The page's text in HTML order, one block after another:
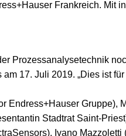
Frankreich. Mit
Prozessanalysetechnik
17. Juli 2019. „Dies ist